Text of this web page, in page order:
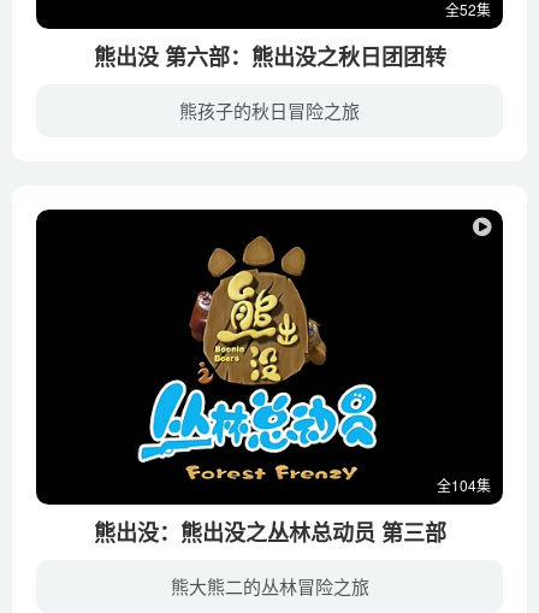
全52集
熊出没 第六部：熊出没之秋日团团转
熊孩子的秋日冒险之旅
全104集
熊出没：熊出没之丛林总动员 第三部
熊大熊二的丛林冒险之旅